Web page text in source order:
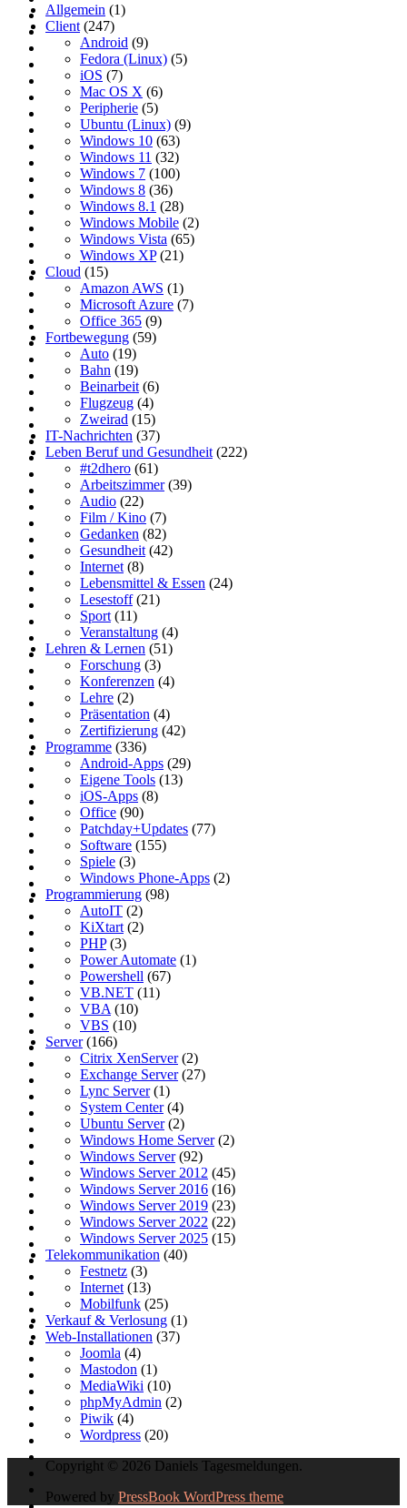
Allgemein (1)
Client (247)
Android (9)
Fedora (Linux) (5)
iOS (7)
Mac OS X (6)
Peripherie (5)
Ubuntu (Linux) (9)
Windows 10 (63)
Windows 11 (32)
Windows 7 (100)
Windows 8 (36)
Windows 8.1 (28)
Windows Mobile (2)
Windows Vista (65)
Windows XP(21)
Cloud (15)
Amazon AWS (1)
Microsoft Azure (7)
Office 365 (9)
Fortbewegung (59)
Auto (19)
Bahn (19)
Beinarbeit (6)
Flugzeug (4)
Zweirad (15)
IT-Nachrichten (37)
Leben Beruf und Gesundheit (222)
#t2dhero (61)
Arbeitszimmer(39)
Audio (22)
Film / Kino (7)
Gedanken (82)
Gesundheit (42)
Internet (8)
Lebensmittel & Essen (24)
Lesestoff(21)
Sport (11)
Veranstaltung (4)
Lehren & Lernen (51)
Forschung (3)
Konferenzen (4)
Lehre (2)
Präsentation (4)
Zertifizierung (42)
Programme (336)
Android-Apps (29)
Eigene Tools (13)
iOS-Apps (8)
Office (90)
Patchday+Updates (77)
Software (155)
Spiele (3)
Windows Phone-Apps (2)
Programmierung (98)
AutoIT (2)
KiXtart (2)
PHP(3)
Power Automate (1)
Powershell (67)
VB.NET (11)
VBA (10)
VBS (10)
Server(166)
Citrix XenServer(2)
Exchange Server(27)
Lync Server(1)
System Center(4)
Ubuntu Server(2)
Windows Home Server(2)
Windows Server(92)
Windows Server 2012 (45)
Windows Server 2016 (16)
Windows Server 2019 (23)
Windows Server 2022 (22)
Windows Server 2025 (15)
Telekommunikation (40)
Festnetz (3)
Internet (13)
Mobilfunk (25)
Verkauf & Verlosung (1)
Web-Installationen (37)
Joomla (4)
Mastodon (1)
MediaWiki (10)
phpMyAdmin (2)
Piwik (4)
Wordpress (20)
Copyright © 2026 Daniels Tagesmeldungen.
Powered by PressBook WordPress theme